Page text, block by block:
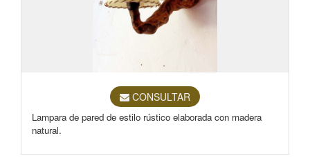
CONSULTAR
Lampara de pared de estilo rústico elaborada con madera
natural.